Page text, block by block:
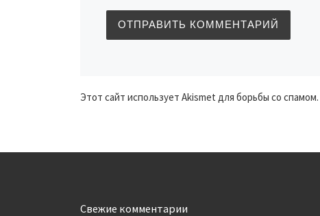
Этот сайт использует Akismet для борьбы со спамом.
Свежие комментарии